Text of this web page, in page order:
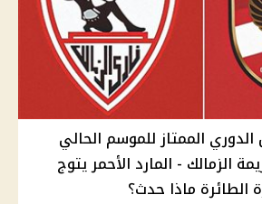
الممتاز للموسم الحالي
بعد هزيمة الزمالك - المارد الأحمر يتوج
الطائرة ماذا حدث؟